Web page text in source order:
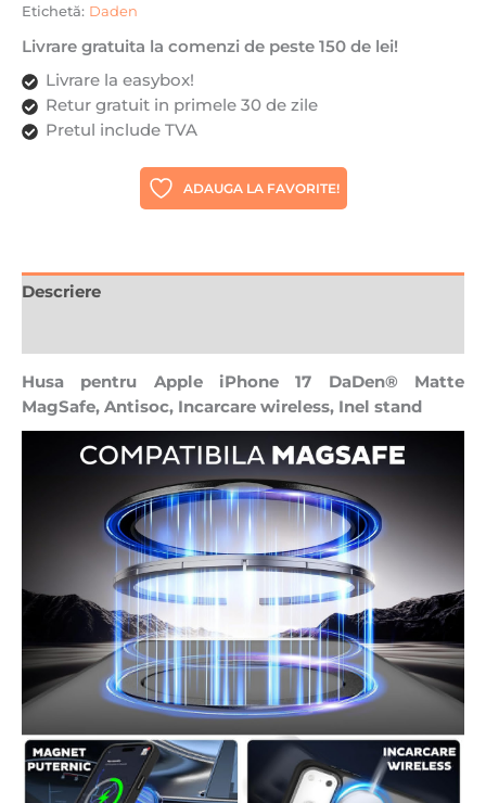
Etichetă: Daden
Livrare gratuita la comenzi de peste 150 de lei!
Livrare la easybox!
Retur gratuit in primele 30 de zile
Pretul include TVA
ADAUGA LA FAVORITE!
Descriere
Husa pentru Apple iPhone 17 DaDen® Matte
MagSafe, Antisoc, Incarcare wireless, Inel stand